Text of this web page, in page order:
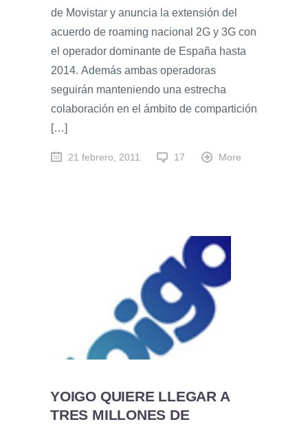
de Movistar y anuncia la extensión del
acuerdo de roaming nacional 2G y 3G con
el operador dominante de España hasta
2014. Además ambas operadoras
seguirán manteniendo una estrecha
colaboración en el ámbito de compartición
[…]
21 febrero, 2011 17 More
YOIGO QUIERE LLEGAR A
TRES MILLONES DE